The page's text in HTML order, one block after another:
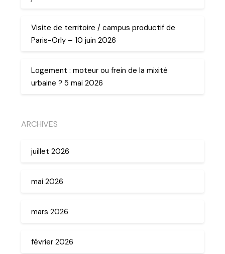
Visite de territoire / campus productif de
Paris-Orly – 10 juin 2026
Logement : moteur ou frein de la mixité
urbaine ? 5 mai 2026
ARCHIVES
juillet 2026
mai 2026
mars 2026
février 2026